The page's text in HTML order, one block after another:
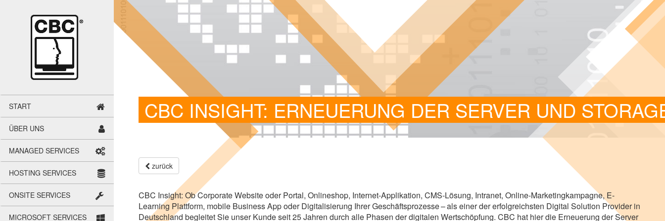
START
ÜBER UNS
MANA­GED SER­VICES
HOS­TING SER­VICES
ONSITE SER­VICES
MICRO­SOFT SER­VICES
CBC INSIGHT: ERNEUERUNG DER SERVER UND
zurück
CBC Insight: Ob Cor­po­rate Web­site oder Por­tal, Online­shop, Internet-​​Applikation, CMS-​​Lösung, Intra­net, Online-​​Marketingkampagne, E-​​
Learning Platt­form, mobile Busi­ness App oder Digi­ta­li­sie­rung Ihrer Geschäfts­pro­zesse – als einer der erfolg­reichs­ten Digi­tal Solu­tion Pro­vi­der in
Deutsch­land beglei­tet Sie unser Kunde seit25Jah­ren durch alle Pha­sen der digi­ta­len Wert­schöp­fung. CBC hat hier die Erneue­rung der Ser­ver